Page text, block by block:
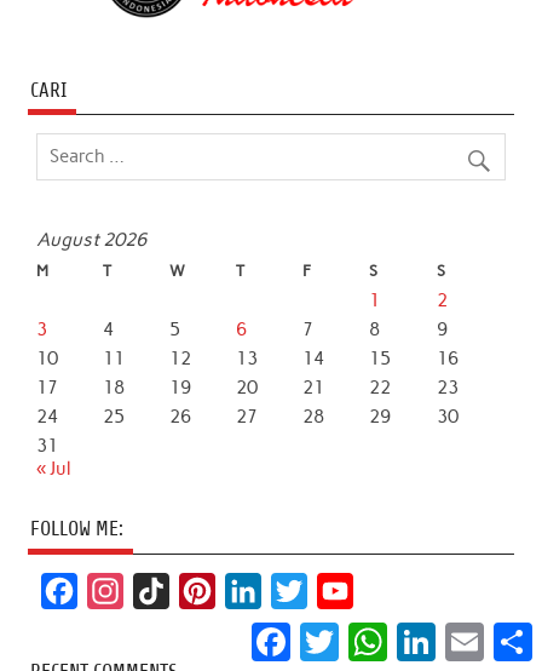
CARI
August 2026
M T W T F S S
1
2
3
4 5 6 7 8
9
10
11 12 13 14 15
16
17
18 19 20 21 22
23
24
25 26 27 28 29
30
31
« Jul
FOLLOW ME:
c
s
k
i
n
w
i
o
u
Facebook
Twitter WhatsApp
LinkedInEmail